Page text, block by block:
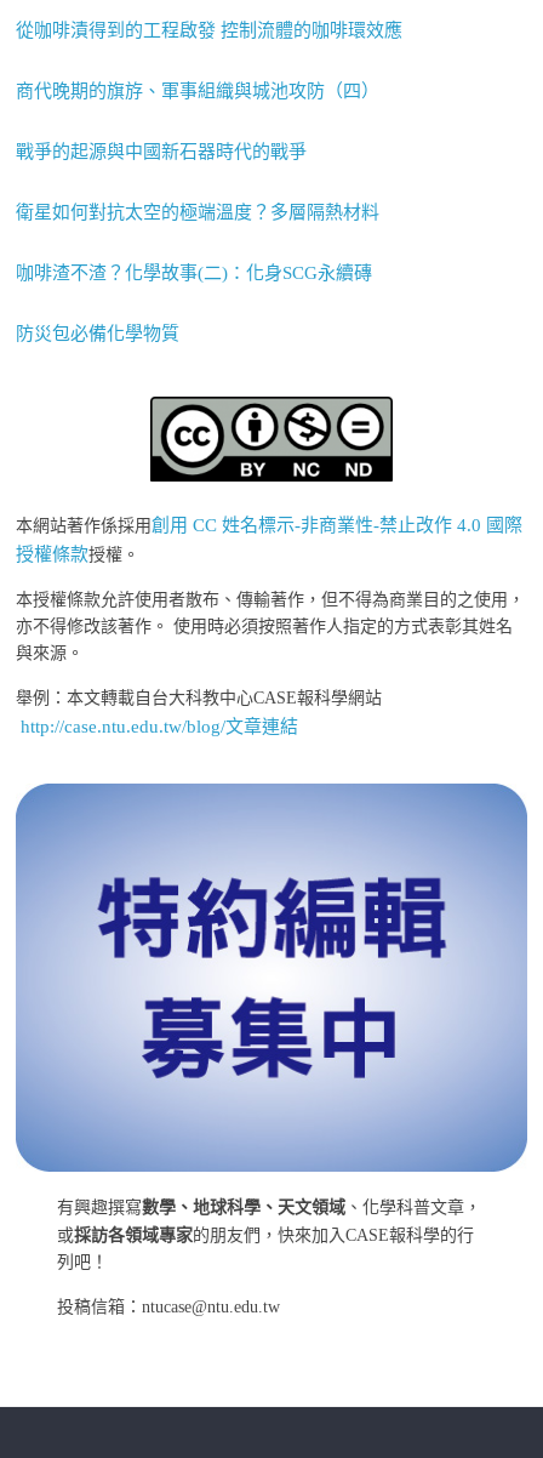
從咖啡漬得到的工程啟發 控制流體的咖啡環效應
商代晚期的旗斿、軍事組織與城池攻防（四）
戰爭的起源與中國新石器時代的戰爭
衛星如何對抗太空的極端溫度？多層隔熱材料
咖啡渣不渣？化學故事(二)：化身SCG永續磚
防災包必備化學物質
本網站著作係採用創用 CC 姓名標示-非商業性-禁止改作 4.0 國際
授權條款授權。
本授權條款允許使用者散布、傳輸著作，但不得為商業目的之使用，
亦不得修改該著作。 使用時必須按照著作人指定的方式表彰其姓名
與來源。
舉例：本文轉載自台大科教中心CASE報科學網站
http://case.ntu.edu.tw/blog/文章連結
有興趣撰寫數學、地球科學、天文領域 、化學科普文章，
或採訪各領域專家的朋友們，快來加入CASE報科學的行
列吧！
投稿信箱：ntucase@ntu.edu.tw